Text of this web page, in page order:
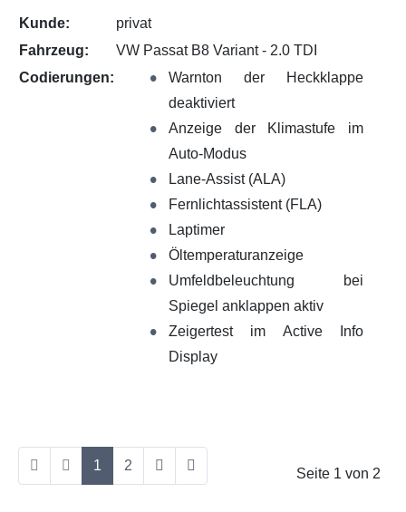
Kunde:
privat
Fahrzeug:
VW Passat B8 Variant - 2.0 TDI
Codierungen:
Warnton der Heckklappe
deaktiviert
Anzeige der Klimastufe im
Auto-Modus
Lane-Assist (ALA)
Fernlichtassistent (FLA)
Laptimer
Öltemperaturanzeige
Umfeldbeleuchtung bei
Spiegel anklappen aktiv
Zeigertest im Active Info
Display
Seite 1 von 2
1 2